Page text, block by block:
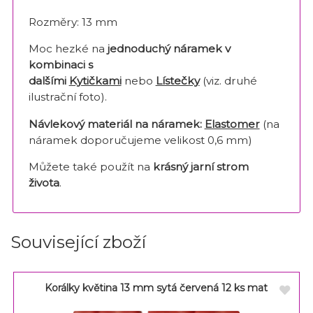
Rozměry: 13 mm
Moc hezké na jednoduchý náramek v
kombinaci s
dalšími Kytičkami nebo Lístečky (viz. druhé
ilustrační foto).
Návlekový materiál na náramek: Elastomer (na
náramek doporučujeme velikost 0,6 mm)
Můžete také použít na krásný jarní strom
života.
Související zboží
Korálky květina 13 mm sytá červená 12 ks mat